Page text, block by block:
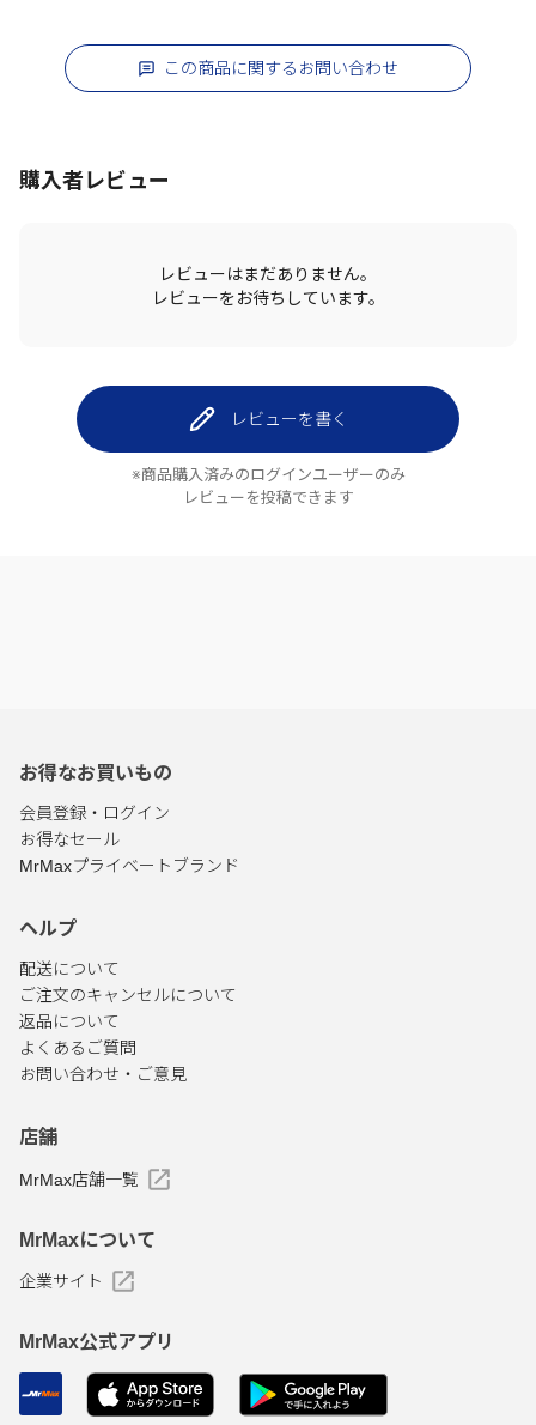
この商品に関するお問い合わせ
購入者レビュー
レビューはまだありません。
レビューをお待ちしています。
レビューを書く
※商品購入済みのログインユーザーのみ
レビューを投稿できます
お得なお買いもの
会員登録・ログイン
お得なセール
MrMaxプライベートブランド
ヘルプ
配送について
ご注文のキャンセルについて
返品について
よくあるご質問
お問い合わせ・ご意見
店舗
MrMax店舗一覧
MrMaxについて
企業サイト
MrMax公式アプリ